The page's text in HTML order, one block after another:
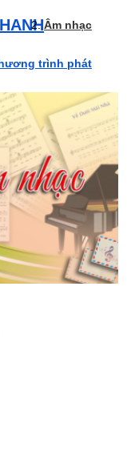
Âm nhạc
trình phát